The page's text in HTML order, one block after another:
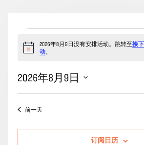
年
月
9
日
的
活
通
2026年8月9日没有安排活动。跳转至接
动。
2026年8月9日
日
前一天
订阅日历